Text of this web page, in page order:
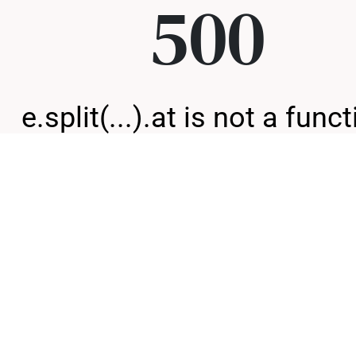
500
e.split(...).at is not a